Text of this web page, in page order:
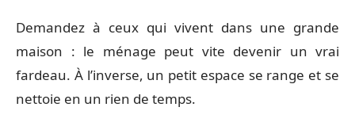
Demandez à ceux qui vivent dans une grande
maison : le ménage peut vite devenir un vrai
fardeau. À l’inverse, un petit espace se range et se
nettoie en un rien de temps.